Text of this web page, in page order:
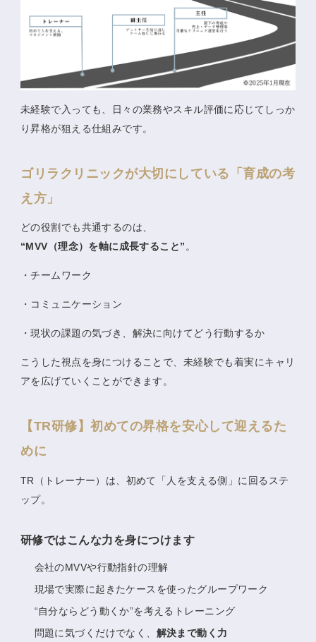
未経験で入っても、日々の業務やスキル評価に応じてしっか
り昇格が狙える仕組みです。
ゴリラクリニックが大切にしている「育成の考
え方」
どの役割でも共通するのは、
“MVV（理念） を軸に成長すること”。
・チームワーク
・コミュニケーション
・現状の課題の気づき、解決に向けてどう行動するか
こうした視点を身につけることで、未経験でも着実にキャリ
アを広げていくことができます。
【TR研修】初めての昇格を安心して迎えるた
めに
TR（トレーナー）は、初めて「人を支える側」に回るステ
ップ。
研修ではこんな力を身につけます
会社のMVVや行動指針の理解
現場で実際に起きたケースを使ったグループワーク
“自分ならどう動くか”を考えるトレーニング
問題に気づくだけでなく、 解決まで動く力